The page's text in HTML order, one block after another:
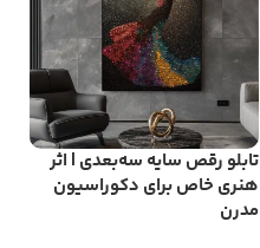
تابلو رقص سایه سه‌بعدی | اثر
هنری خاص برای دکوراسیون
مدرن